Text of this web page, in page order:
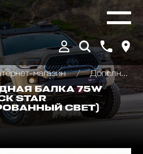
магазин
Дополнительные фары : Светодиодные, Галогеновые , Ксеноновые
БАЛКА 75W
STAR
СВЕТ)